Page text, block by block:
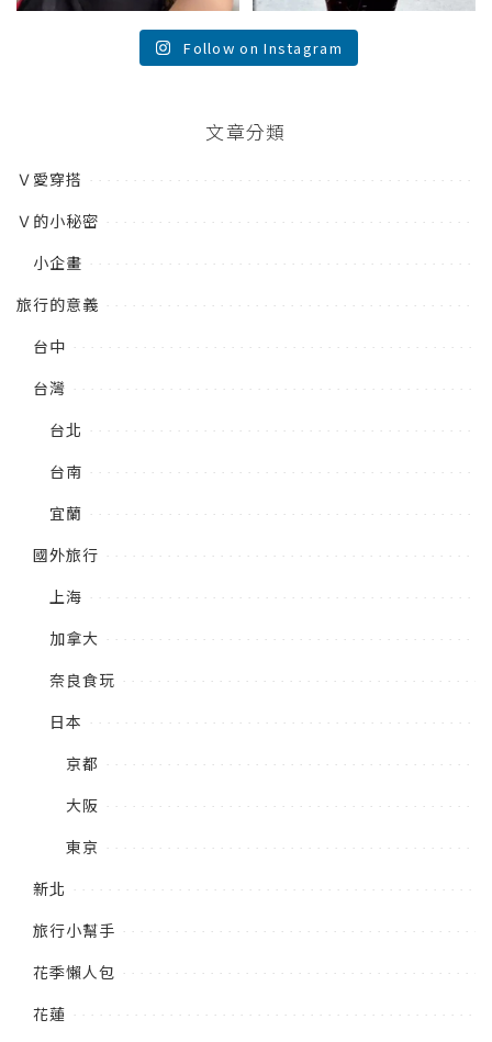
Follow on Instagram
文章分類
Ｖ愛穿搭
Ｖ的小秘密
小企畫
旅行的意義
台中
台灣
台北
台南
宜蘭
國外旅行
上海
加拿大
奈良食玩
日本
京都
大阪
東京
新北
旅行小幫手
花季懶人包
花蓮